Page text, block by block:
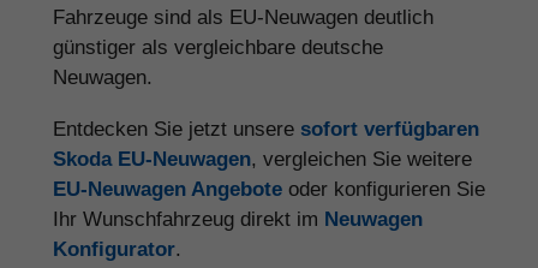
Fahrzeuge sind als EU-Neuwagen deutlich
günstiger als vergleichbare deutsche
Neuwagen.
Entdecken Sie jetzt unsere sofort verfügbaren
Skoda EU-Neuwagen, vergleichen Sie weitere
EU-Neuwagen Angebote oder konfigurieren Sie
Ihr Wunschfahrzeug direkt im Neuwagen
Konfigurator.